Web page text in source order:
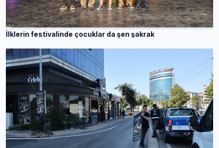
İlklerin festivalinde çocuklar da şen şakrak